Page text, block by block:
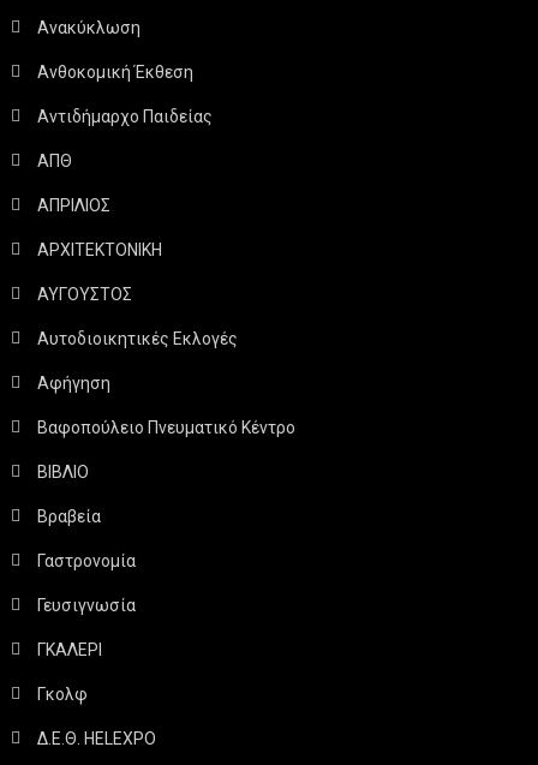
Ανακύκλωση
Ανθοκομική Έκθεση
Αντιδήμαρχο Παιδείας
ΑΠΘ
ΑΠΡΙΛΙΟΣ
ΑΡΧΙΤΕΚΤΟΝΙΚΗ
ΑΥΓΟΥΣΤΟΣ
Αυτοδιοικητικές Εκλογές
Αφήγηση
Βαφοπούλειο Πνευματικό Κέντρο
ΒΙΒΛΙΟ
Βραβεία
Γαστρονομία
Γευσιγνωσία
ΓΚΑΛΕΡΙ
Γκολφ
Δ.Ε.Θ. HELEXPO